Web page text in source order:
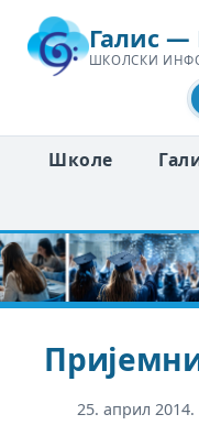
Галис —
ШКОЛСКИ
Школе
25. април 2014.